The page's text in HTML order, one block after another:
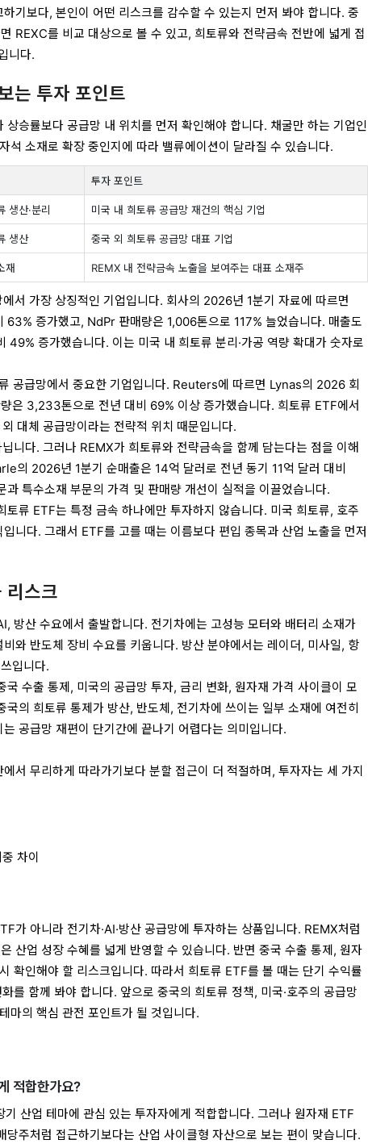
기보다, 본인이 어떤 리스크를 감수할 수 있는지 먼저 봐야 합니다. 중
REXC를 비교 대상으로 볼 수 있고, 희토류와 전략금속 전반에 넓게 접
니다.
는 투자 포인트
상승률보다 공급망 내 위치를 먼저 확인해야 합니다. 채굴만 하는 기업인
석 소재로 확장 중인지에 따라 밸류에이션이 달라질 수 있습니다.
투자 포인트
생산·분리 미국 내 희토류 공급망 재건의 핵심 기업
생산 중국 외 희토류 공급망 대표 기업
재 REMX 내 전략금속 노출을 보여주는 대표 소재주
서 가장 상징적인 기업입니다. 회사의 2026년 1분기 자료에 따르면
63% 증가했고, NdPr 판매량은 1,006톤으로 117% 늘었습니다. 매출도
증가했습니다. 이는 미국 내 희토류 분리·가공 역량 확대가 숫자로
공급망에서 중요한 기업입니다. Reuters에 따르면 Lynas의 2026 회
은 3,233톤으로 전년 대비 69% 이상 증가했습니다. 희토류 ETF에서
대체 공급망이라는 전략적 위치 때문입니다.
니다. 그러나 REMX가 희토류와 전략금속을 함께 담는다는 점을 이해
의 2026년 1분기 순매출은 14억 달러로 전년 동기 11억 달러 대비
특수소재 부문의 가격 및 판매량 개선이 실적을 이끌었습니다.
토류 ETF는 특정 금속 하나에만 투자하지 않습니다. 미국 희토류, 호주
니다. 그래서 ETF를 고를 때는 이름보다 편입 종목과 산업 노출을 먼저
리스크
방산 수요에서 출발합니다. 전기차에는 고성능 모터와 배터리 소재가
와 반도체 장비 수요를 키웁니다. 방산 분야에서는 레이더, 미사일, 항
입니다.
국 수출 통제, 미국의 공급망 투자, 금리 변화, 원자재 가격 사이클이 모
의 희토류 통제가 방산, 반도체, 전기차에 쓰이는 일부 소재에 여전히
공급망 재편이 단기간에 끝나기 어렵다는 의미입니다.
서 무리하게 따라가기보다 분할 접근이 더 적절하며, 투자자는 세 가지
차이
가 아니라 전기차·AI·방산 공급망에 투자하는 상품입니다. REMX처럼
산업 성장 수혜를 넓게 반영할 수 있습니다. 반면 중국 수출 통제, 원자
확인해야 할 리스크입니다. 따라서 희토류 ETF를 볼 때는 단기 수익률
를 함께 봐야 합니다. 앞으로 중국의 희토류 정책, 미국·호주의 공급망
마의 핵심 관전 포인트가 될 것입니다.
적합한가요?
산업 테마에 관심 있는 투자자에게 적합합니다. 그러나 원자재 ETF
당주처럼 접근하기보다는 산업 사이클형 자산으로 보는 편이 맞습니다.